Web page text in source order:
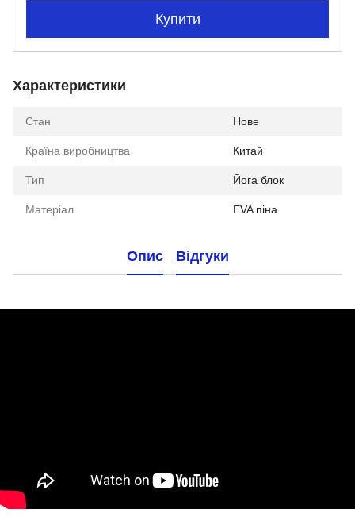
Купити
Характеристики
Стан Нове
Країна виробництва Китай
Тип Йога блок
Матеріал EVA піна
Опис Відгуки